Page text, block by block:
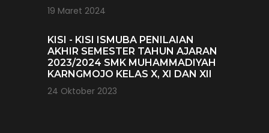
19 Maret 2024
KISI - KISI ISMUBA PENILAIAN
AKHIR SEMESTER TAHUN AJARAN
2023/2024 SMK MUHAMMADIYAH
KARNGMOJO KELAS X, XI DAN XII
24 Oktober 2023